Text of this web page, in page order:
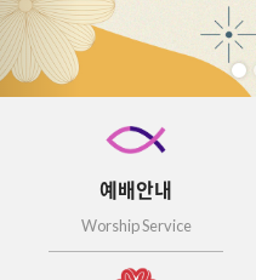
예배안내
Worship Service